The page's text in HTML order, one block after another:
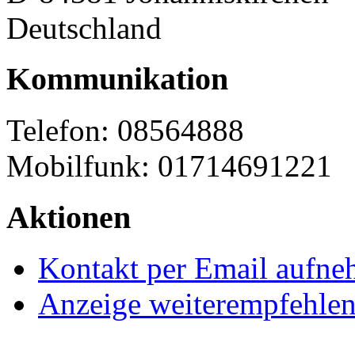
Deutschland
Kommunikation
Telefon: 08564888
Mobilfunk: 01714691221
Aktionen
Kontakt per Email
Anzeige